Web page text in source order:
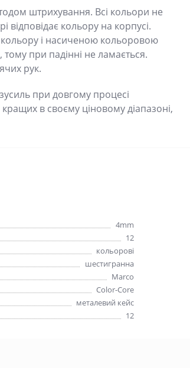
штрихування. Всі кольори не
відповідає кольору на корпусі.
і насиченою кольоровою
при падінні не ламається.
рук.
при довгому процесі
в своєму ціновому діапазоні,
4mm
12
кольорові
шестигранна
Marco
Color-Core
металевий кейс
12